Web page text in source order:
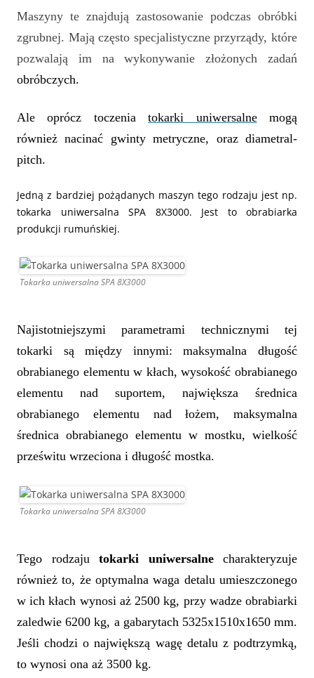
Maszyny te znajdują zastosowanie podczas obróbki
zgrubnej. Mają często specjalistyczne przyrządy, które
pozwalają im na wykonywanie złożonych zadań
obróbczych.
Ale oprócz toczeniatokarki uniwersalnemogą
również nacinać gwinty metryczne, oraz diametral-
pitch.
Jedną z bardziej pożądanych maszyn tego rodzaju jest np.
tokarka uniwersalna SPA 8X3000. Jest to obrabiarka
produkcji rumuńskiej.
Tokarka uniwersalna SPA 8X3000
Najistotniejszymi parametrami technicznymi tej
tokarki są między innymi:maksymalna długość
obrabianego elementu w kłach, wysokość obrabianego
elementu nad suportem, największa średnica
obrabianego elementu nad łożem, maksymalna
średnica obrabianego elementu w mostku, wielkość
prześwitu wrzeciona i długość mostka.
Tokarka uniwersalna SPA 8X3000
Tego rodzaju tokarki uniwersalnecharakteryzuje
również to, że optymalna waga detalu umieszczonego
w ich kłach wynosi aż 2500 kg, przy wadze obrabiarki
zaledwie 6200 kg, a gabarytach 5325x1510x1650 mm.
Jeśli chodzi o największą wagę detalu z podtrzymką,
to wynosi ona aż 3500 kg.